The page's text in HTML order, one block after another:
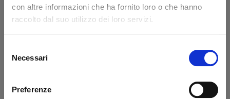
con altre informazioni che ha fornito loro o che hanno
raccolto dal suo utilizzo dei loro servizi.
delNecessari
Preferenze
Excellent